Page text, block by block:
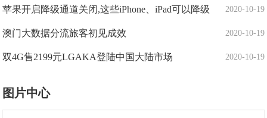
2020-10-19
苹果开启降级通道关闭,这些iPhone、iPad可以降级
2020-10-19
澳门大数据分流旅客初见成效
2020-10-19
双4G售2199元LGAKA登陆中国大陆市场
图片中心